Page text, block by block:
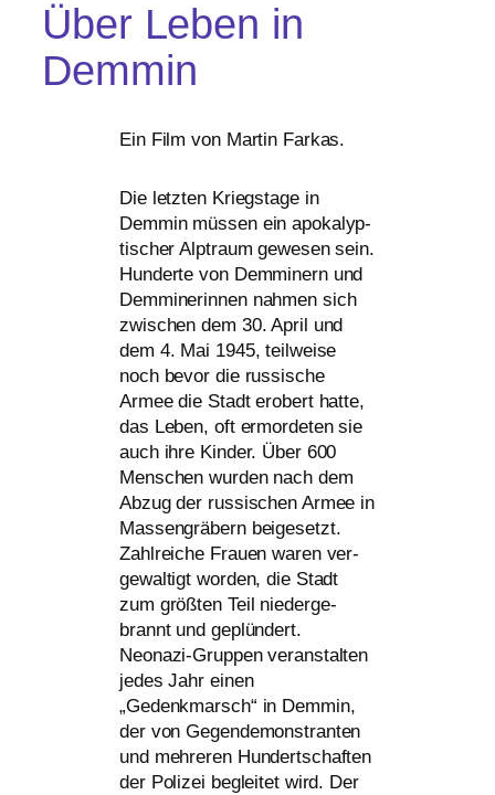
Über Leben in
Demmin
Ein Film von Martin Farkas.
Die letz­ten Kriegstage in
Demmin müs­sen ein apo­ka­lyp­
ti­scher Alptraum gewe­sen sein.
Hunderte von Demminern und
Demminerinnen nah­men sich
zwi­schen dem 30. April und
dem 4. Mai 1945, teil­wei­se
noch bevor die rus­si­sche
Armee die Stadt erobert hat­te,
das Leben, oft ermor­de­ten sie
auch ihre Kinder. Über 600
Menschen wur­den nach dem
Abzug der rus­si­schen Armee in
Massengräbern bei­gesetzt.
Zahlreiche Frauen waren ver­
ge­wal­tigt wor­den, die Stadt
zum größ­ten Teil nie­der­ge­
brannt und geplün­dert.
Neonazi-Gruppen ver­an­stal­ten
jedes Jahr einen
„Gedenkmarsch“ in Demmin,
der von Gegendemonstranten
und meh­re­ren Hundertschaften
der Polizei beglei­tet wird. Der